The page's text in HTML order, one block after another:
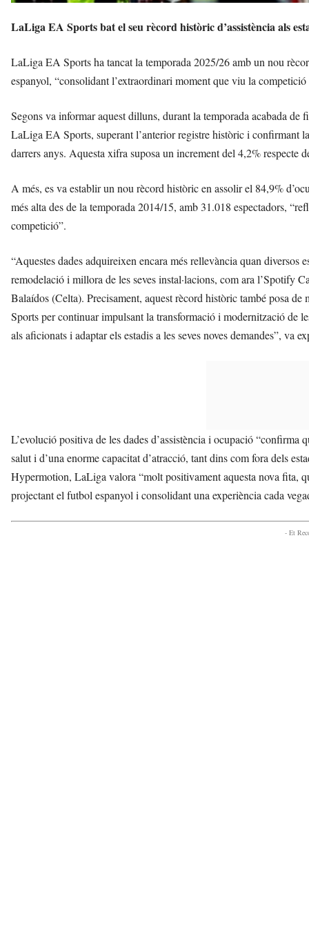
LaLiga EA Sports bat el seu rècord històric d’assistència als
LaLiga EA Sports ha tancat la temporada 2025/26 amb un nou
espanyol, “consolidant l’extraordinari moment que viu la
Segons va informar aquest dilluns, durant la temporada acabada
LaLiga EA Sports, superant l’anterior registre històric i confirmant
darrers anys. Aquesta xifra suposa un increment del 4,2% respecte
A més, es va establir un nou rècord històric en assolir el 84,9%
més alta des de la temporada 2014/15, amb 31.018 espectadors,
competició”.
“Aquestes dades adquireixen encara més rellevància quan diversos
remodelació i millora de les seves instal·lacions, com ara l’Spotify
Balaídos (Celta). Precisament, aquest rècord històric també posa
Sports per continuar impulsant la transformació i modernització de
als aficionats i adaptar els estadis a les seves noves demandes”, va
L’evolució positiva de les dades d’assistència i ocupació
salut i d’una enorme capacitat d’atracció, tant dins com fora dels
Hypermotion, LaLiga valora “molt positivament aquesta nova fita,
projectant el futbol espanyol i consolidant una experiència cada
- Et